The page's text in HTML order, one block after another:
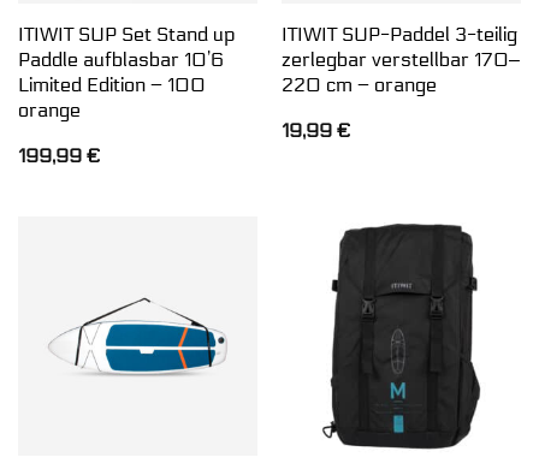
ITIWIT SUP Set Stand up
Paddle aufblasbar 10’6
Limited Edition – 100
orange
199,99 €
ITIWIT SUP-Paddel 3-teilig
zerlegbar verstellbar 170‒
220 cm – orange
19,99 €